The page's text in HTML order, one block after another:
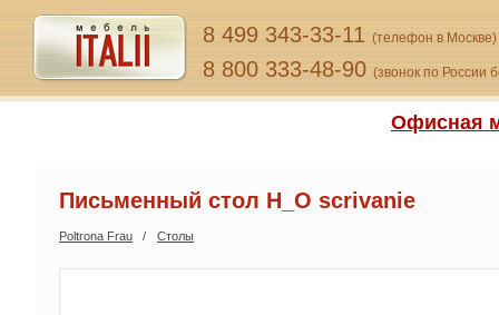
8 499 343-33-11 (телефон в Москве)
8 800 333-48-90 (звонок по России
Офисная
Письменный стол H_O scrivanie
Poltrona Frau Столы